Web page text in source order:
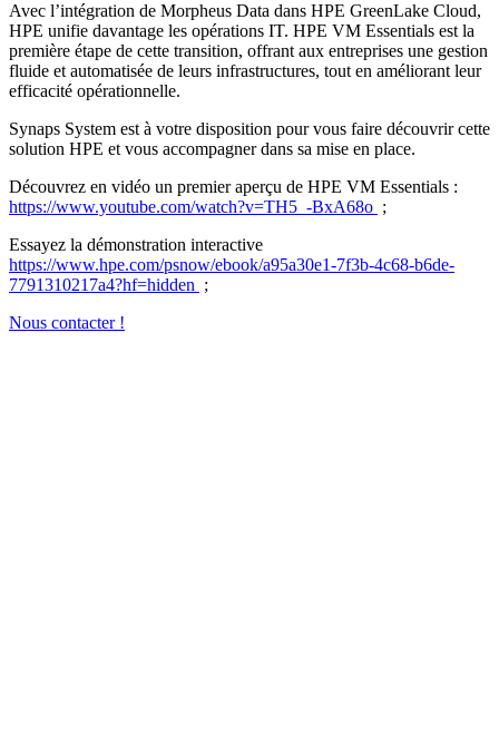
Avec l’intégration de Morpheus Data dans HPE GreenLake Cloud,
HPE unifie davantage les opérations IT. HPE VM Essentials est la
première étape de cette transition, offrant aux entreprises une gestion
fluide et automatisée de leurs infrastructures, tout en améliorant leur
efficacité opérationnelle.
Synaps System est à votre disposition pour vous faire découvrir cette
solution HPE et vous accompagner dans sa mise en place.
Découvrez en vidéo un premier aperçu de HPE VM Essentials :
https://www.youtube.com/watch?v=TH5_-BxA68o ;
Essayez la démonstration interactive
https://www.hpe.com/psnow/ebook/a95a30e1-7f3b-4c68-b6de-
7791310217a4?hf=hidden ;
Nous contacter !